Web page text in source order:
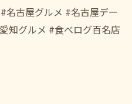
名古屋グルメ #名古屋デー
知グルメ #食べログ百名店